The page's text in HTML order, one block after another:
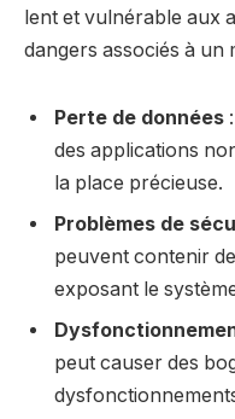
lent et vulnérable aux
dangers associés à un
Perte de données
des applications
la place précieuse.
Problèmes de
peuvent contenir
exposant le
peut causer des